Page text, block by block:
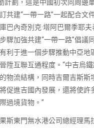
計劃，這是中國初次同周邊
共建“一帶一路”一起配合文
巴內奇別克·塔阿巴爾季耶
驟加強共建“一帶一路”倡議
利于進一個步驟推動中亞地
陞互聯互通程度。“中吉烏
物流結構，同時吉爾吉斯斯
促進吉國內發展，還將使許
過境貨物。”
斯東門無水港公司總經理馬